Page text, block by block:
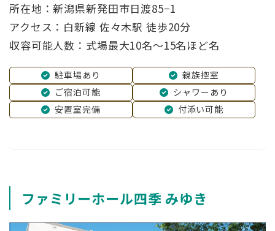
所在地：新潟県新発田市日渡85−1
アクセス：白新線 佐々木駅 徒歩20分
収容可能人数：式場最大10名～15名ほど名
駐車場あり
親族控室
ご宿泊可能
シャワーあり
安置室完備
付添い可能
ファミリーホール四季 みゆき